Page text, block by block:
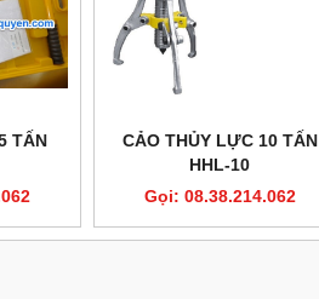
TẤN
CẢO THỦY LỰC 10 TẤN
HHL-10
Gọi: 08.38.214.062